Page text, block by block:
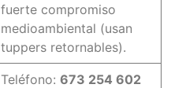
fuerte compromiso
medioambiental (usan
tuppers retornables).
Teléfono: 673 254 602